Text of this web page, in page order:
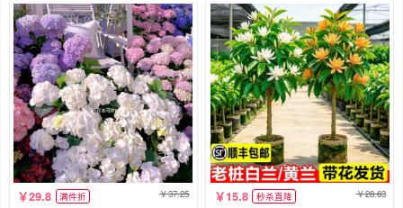
29.8 满件折 37.25 15.8 秒杀直降 28.63